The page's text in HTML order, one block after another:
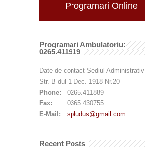
Programari Online
Programari Ambulatoriu:
0265.411919
Date de contact Sediul Administrativ
Str. B-dul 1 Dec. 1918 Nr.20
Phone:
0265.411889
Fax:
0365.430755
E-Mail:
spludus@gmail.com
Recent Posts